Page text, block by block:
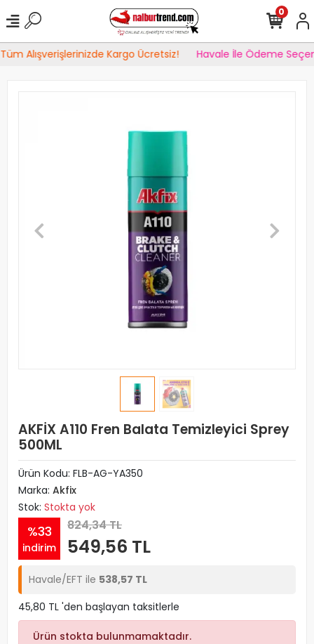
Alışverişlerinizde Kargo Ücretsiz! Havale İle Ödeme
0
AKFİX A110 Fren Balata Temizleyici Sprey
500ML
Ürün Kodu: FLB-AG-YA350
Marka: Akfix
Stok: Stokta yok
%33
indirim
824,34 TL
549,56 TL
Havale/EFT ile 538,57 TL
45,80 TL 'den başlayan taksitlerle
Ürün stokta bulunmamaktadır.